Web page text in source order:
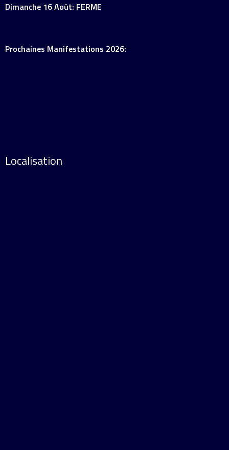
Dimanche 16 Août: FERME
Prochaines Manifestations 2026:
Localisation